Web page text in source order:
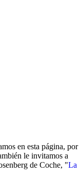
en esta página, por
le invitamos a
de Coche, "La